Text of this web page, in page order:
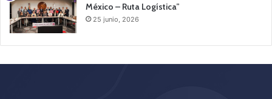
México – Ruta Logística”
25 junio, 2026